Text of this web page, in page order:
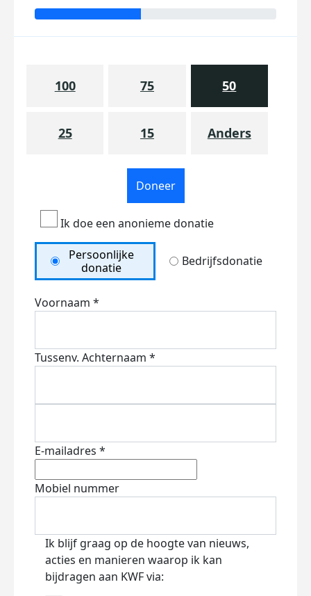
100 75 50
25 15 Anders
Doneer
Ik doe een anonieme donatie
Persoonlijke
donatie
Bedrijfsdonatie
Voornaam *
Tussenv. Achternaam *
E-mailadres *
Mobiel nummer
Ik blijf graag op de hoogte van nieuws,
acties en manieren waarop ik kan
bijdragen aan KWF via: